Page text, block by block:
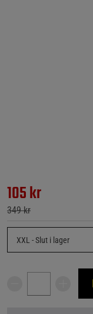
105 kr
349 kr
XXL - Slut i lager